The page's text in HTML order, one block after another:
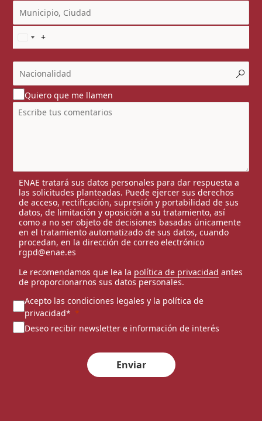
Quiero que me llamen
ENAE tratará sus datos personales para dar respuesta a
las solicitudes planteadas. Puede ejercer sus derechos
de acceso, rectificación, supresión y portabilidad de sus
datos, de limitación y oposición a su tratamiento, así
como a no ser objeto de decisiones basadas únicamente
en el tratamiento automatizado de sus datos, cuando
procedan, en la dirección de correo electrónico
rgpd@enae.es
Le recomendamos que lea la política de privacidad antes
de proporcionarnos sus datos personales.
Acepto las condiciones legales y la política de
privacidad*
Deseo recibir newsletter e información de interés
Enviar